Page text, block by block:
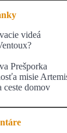
videá
Prešporka
misie
ceste domov